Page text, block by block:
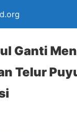
Ganti
Telur